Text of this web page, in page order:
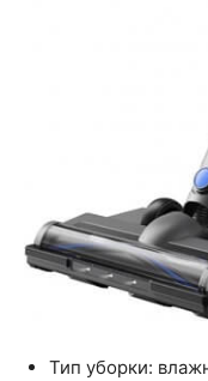
Тип уборки: